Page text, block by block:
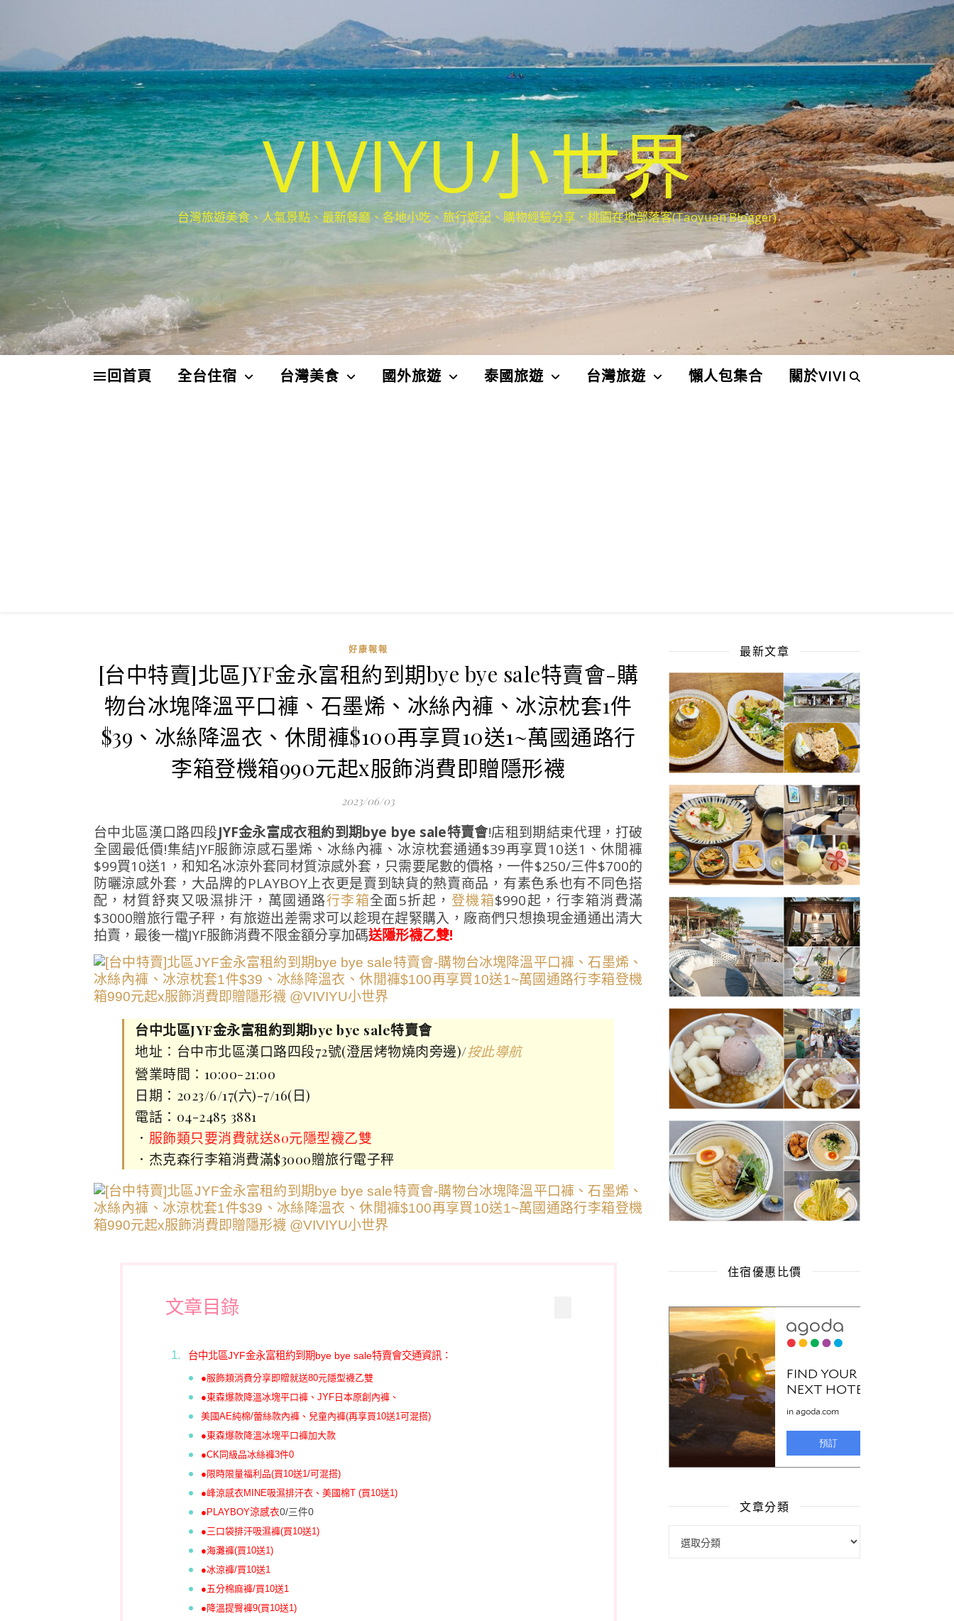
VIVIYU小世界
台灣旅遊美食、人氣景點、最新餐廳、各地小吃、旅行遊記、購物經驗分享．桃園在地部落客(Taoyuan Blogger)
回首頁 全台住宿 台灣美食 國外旅遊 泰國旅遊 台灣旅遊 懶人包集合 關於VIVI
好康報報
[台中特賣]北區JYF金永富租約到期bye bye sale特賣會-購
物台冰塊降溫平口褲、石墨烯、冰絲內褲、冰涼枕套1件
$39、冰絲降溫衣、休閒褲$100再享買10送1~萬國通路行
李箱登機箱990元起x服飾消費即贈隱形襪
2023/06/03
台中北區漢口路四段JYF金永富成衣租約到期bye bye sale特賣會!店租到期結束代理，打破
全國最低價!集結JYF服飾涼感石墨烯、冰絲內褲、冰涼枕套通通$39再享買10送1、休閒褲
$99買10送1，和知名冰涼外套同材質涼感外套，只需要尾數的價格，一件$250/三件$700的
防曬涼感外套，大品牌的PLAYBOY上衣更是賣到缺貨的熱賣商品，有素色系也有不同色搭
配，材質舒爽又吸濕排汗，萬國通路行李箱全面5折起， 登機箱$990起，行李箱消費滿
$3000贈旅行電子秤，有旅遊出差需求可以趁現在趕緊購入，廠商們只想換現金通通出清大
拍賣，最後一檔JYF服飾消費不限金額分享加碼送隱形襪乙雙!
台中北區JYF金永富租約到期bye bye sale特賣會
地址∶台中市北區漢口路四段72號(澄居烤物燒肉旁邊)/按此導航
營業時間∶10:00-21:00
日期：2023/6/17(六)-7/16(日)
電話：04-2485 3881
． 服飾類只要消費就送80元隱型襪乙雙
．杰克森行李箱消費滿$3000贈旅行電子秤
文章目錄
台中北區JYF金永富租約到期bye bye sale特賣會交通資訊∶
●服飾類消費分享即贈就送80元隱型襪乙雙
●東森爆款降溫冰塊平口褲、 JYF日本原創內褲、
美國AE純棉/蕾絲款內褲、兒童內褲(再享買10送1可混搭)
●東森爆款降溫冰塊平口褲加大款
●CK同級品冰絲褲3件0
●限時限量福利品(買10送1/可混搭)
●峰涼感衣MINE吸濕排汗衣、美國棉T (買10送1)
●PLAYBOY涼感衣0/三件0
●三口袋排汗吸濕褲(買10送1)
●海灘褲(買10送1)
●冰涼褲/買10送1
●五分棉麻褲/買10送1
●降溫提臀褲9(買10送1)
最新文章
住宿優惠比價
文章分類